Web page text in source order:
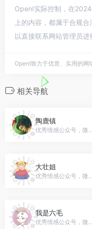
OpenI实际控制，在
上的内容，都属于合规
以直接联系网站管理员进
OpenI致力于优质、实用的网
相关导航
陶鹿镇
优秀情感公众号，微信号：zq_taoluzhen
大壮姐
优秀情感公众号，微信号：gh_ef803fc299ba
我是六毛
优秀情感公众号，微信号：gh_aef593d61aa3